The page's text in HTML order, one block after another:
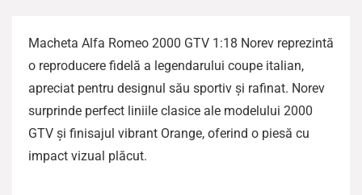
Macheta Alfa Romeo 2000 GTV 1:18 Norev reprezintă
o reproducere fidelă a legendarului coupe italian,
apreciat pentru designul său sportiv și rafinat. Norev
surprinde perfect liniile clasice ale modelului 2000
GTV și finisajul vibrant Orange, oferind o piesă cu
impact vizual plăcut.